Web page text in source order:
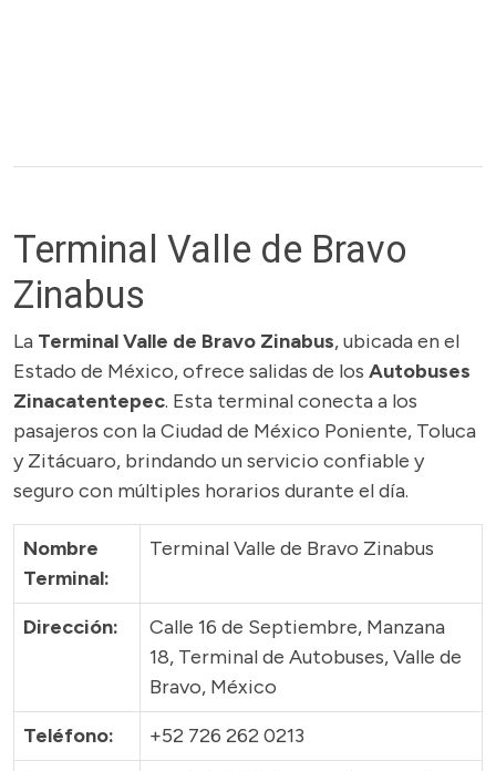
Terminal Valle de Bravo
Zinabus
La Terminal Valle de Bravo Zinabus, ubicada en el
Estado de México, ofrece salidas de los Autobuses
Zinacatentepec. Esta terminal conecta a los
pasajeros con la Ciudad de México Poniente, Toluca
y Zitácuaro, brindando un servicio confiable y
seguro con múltiples horarios durante el día.
Nombre
Terminal:
Terminal Valle de Bravo Zinabus
Dirección:
Calle 16 de Septiembre, Manzana
18, Terminal de Autobuses, Valle de
Bravo, México
Teléfono:
+52 726 262 0213